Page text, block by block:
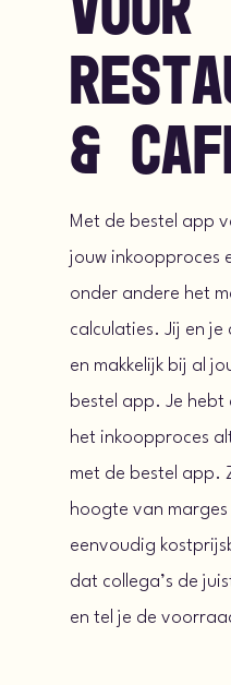
Voor
&
Met de bestel app
jouw inkoopproces
onder andere het
calculaties. Jij en je
en makkelijk bij al
bestel app. Je
het inkoopproces
met de bestel app.
hoogte van
eenvoudig
dat collega’s de
en tel je de